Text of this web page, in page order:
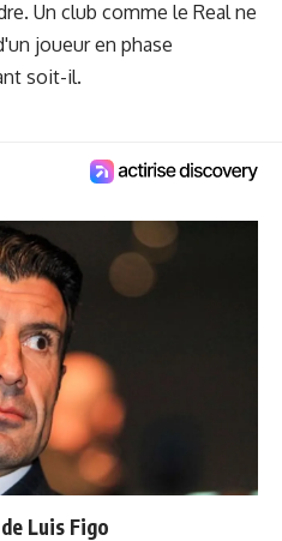
Un club comme le Real ne
joueur en phase
soit-il.
Luis Figo